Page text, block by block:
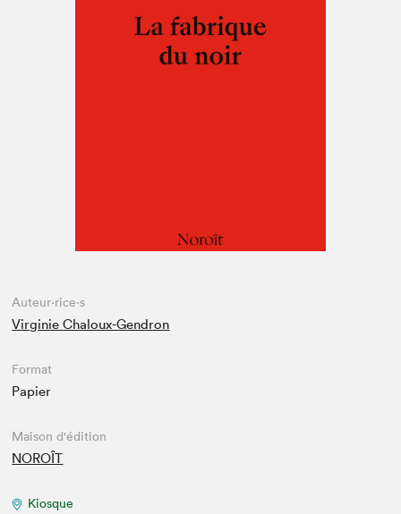
Auteur·rice·s
Virginie Chaloux-Gendron
Format
Papier
Maison d'édition
NOROÎT
Kiosque